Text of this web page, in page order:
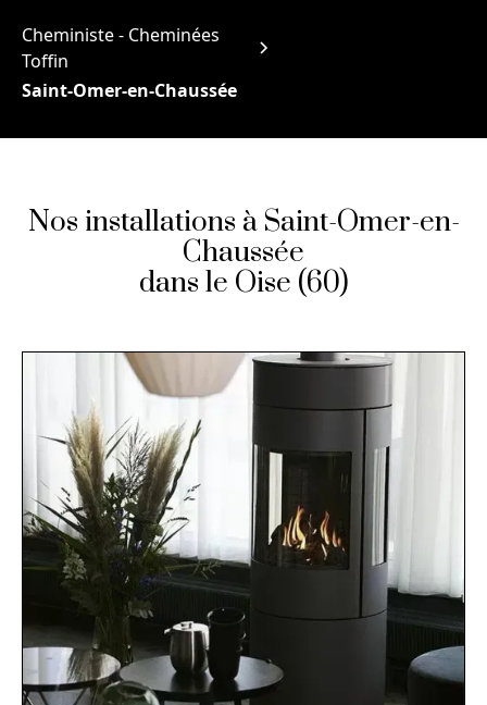
Cheministe - Cheminées
Toffin
Saint-Omer-en-Chaussée
Nos installations à Saint-Omer-en-
Chaussée
dans le Oise (60)